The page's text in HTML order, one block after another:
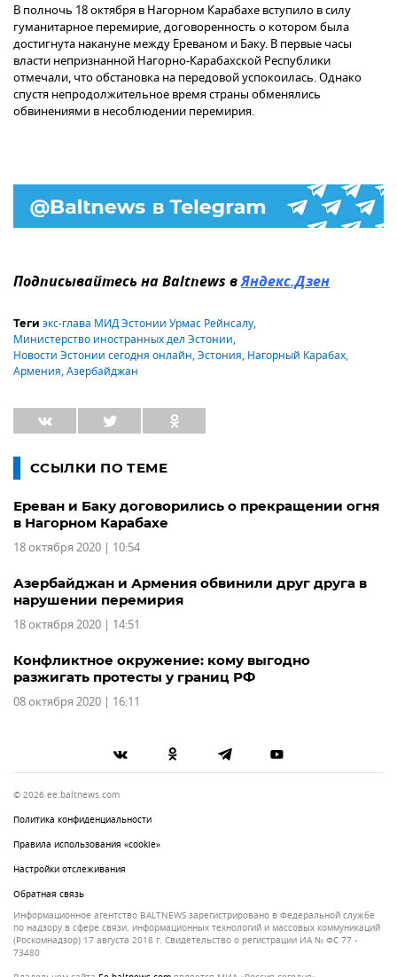
В полночь 18 октября в Нагорном Карабахе вступило в силу
гуманитарное перемирие, договоренность о котором была
достигнута накануне между Ереваном и Баку. В первые часы
власти непризнанной Нагорно-Карабахской Республики
отмечали, что обстановка на передовой успокоилась. Однако
спустя непродолжительное время страны обменялись
обвинениями в несоблюдении перемирия.
Подписывайтесь на Baltnews вЯндекс.Дзен
Теги экс-глава МИД Эстонии Урмас Рейнсалу,
Министерство иностранных дел Эстонии,
Новости Эстонии сегодня онлайн,Эстония, Нагорный Карабах,
Армения,Азербайджан
ССЫЛКИ ПО ТЕМЕ
Ереван и Баку договорились о прекращении огня
в Нагорном Карабахе
18 октября 2020 | 10:54
Азербайджан и Армения обвинили друг друга в
нарушении перемирия
18 октября 2020 | 14:51
Конфликтное окружение: кому выгодно
разжигать протесты у границ РФ
08 октября 2020 | 16:11
© 2026 ee.baltnews.com
Политика конфиденциальности
Правила использования «cookie»
Настройки отслеживания
Обратная связь
Информационное агентство BALTNEWS зарегистрировано в Федеральной службе
по надзору в сфере связи, информационных технологий и массовых коммуникаций
(Роскомнадзор) 17 августа 2018 г. Свидетельство о регистрации ИА № ФС 77 -
73480